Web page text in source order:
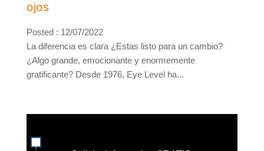
ojos
Posted : 12/07/2022
La diferencia es clara ¿Estas listo para un cambio?
¿Algo grande, emocionante y enormemente
gratificante? Desde 1976, Eye Level ha...